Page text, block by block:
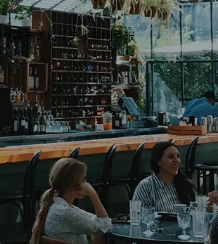
サステナビリティ採用情報
運営ホテル
IR・投資家情報
IRニュース
IRカレンダー
IRライブラリ